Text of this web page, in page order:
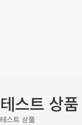
테스트 상품
테스트 상품